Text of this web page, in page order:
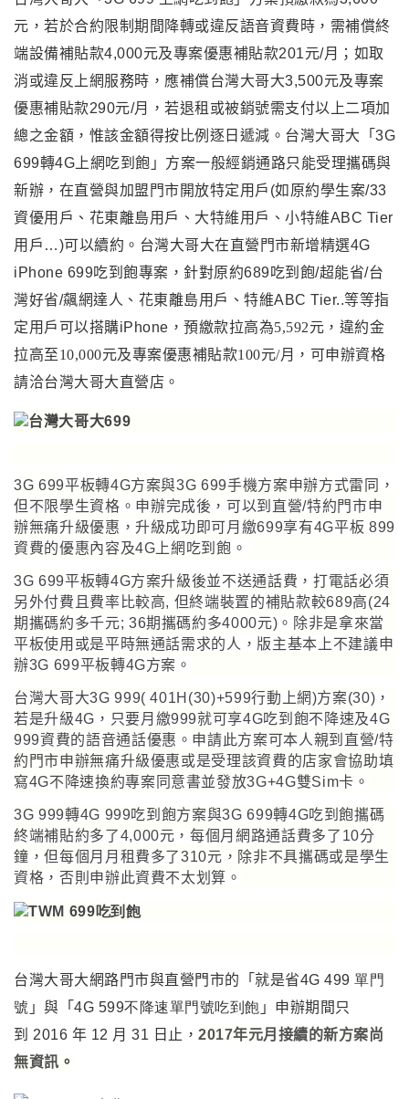
元 ， 若於合約限制期間降轉或違反語音資費時，需補償終
端設備補貼款4,000元及專案優惠補貼款201元/月；如取
消或違反上網服務時，應補償台灣大哥大3,500元及專案
優惠補貼款290元/月，若退租或被銷號需支付以上二項加
總之金額，惟該金額得按比例逐日遞減。 台灣大哥大「3G
699轉4G上網吃到飽」方案一般經銷通路只能受理攜碼與
新辦，在直營與加盟門市開放特定用戶(如原約學生案/33
資優用戶、花東離島用戶、大特維用戶、小特維ABC Tier
用戶…)可以續約。 台灣大哥大在直營門市新增精選4G
iPhone 699吃到飽專案 ， 針對原約689吃到飽/超能省/台
灣好省/飆網達人、花東離島用戶、特維ABC Tier..等等指
定用戶可以搭購iPhone ，預繳款拉高為5,592元，違約金
拉高至10,000元及專案優惠補貼款100元/月，可申辦資格
請洽台灣大哥大直營店 。
3G 699平板轉4G方案與3G 699手機方案申辦方式雷同 ，
但不限學生資格 。 申辦完成後 ， 可以到 直營/特約門市申
辦無痛升級優惠，升級成功即可月繳699享有4G平板 899
資費的優惠內容及4G上網吃到飽 。
3G 699平板轉4G方案升級後並不送通話費 ， 打電話必須
另外付費且費率比較高, 但終端裝置的補貼款較689高(24
期攜碼約多千元; 36期攜碼約多4000元) 。 除非是拿來當
平板使用或是平時無通話需求的人 ， 版主基本上不建議申
辦3G 699平板轉4G方案 。
台灣大哥大3G 999( 401H(30)+599行動上網)方案(30)，
若是升級4G，只要月繳999就可享4G吃到飽不降速及4G
999資費的語音通話優惠。申請此方案可本人親到直營/特
約門市申辦無痛升級優惠或是受理該資費的店家會協助填
寫4G不降速換約專案同意書並發放3G+4G雙Sim卡。
3G 999轉4G 999吃到飽方案與3G 699轉4G吃到飽攜碼
終端補貼約多了4,000元，每個月網路通話費多了10分
鐘，但每個月月租費多了310元，除非不具攜碼或是學生
資格，否則申辦此資費不太划算。
台灣大哥大網路門市與直營門市的「就是省4G 499 單門
號 」與「 4G 599不降速單門號吃到飽 」 申辦期間只
到 2016 年 12 月 31 日止， 2017年元月接續的新方案尚
無資訊 。